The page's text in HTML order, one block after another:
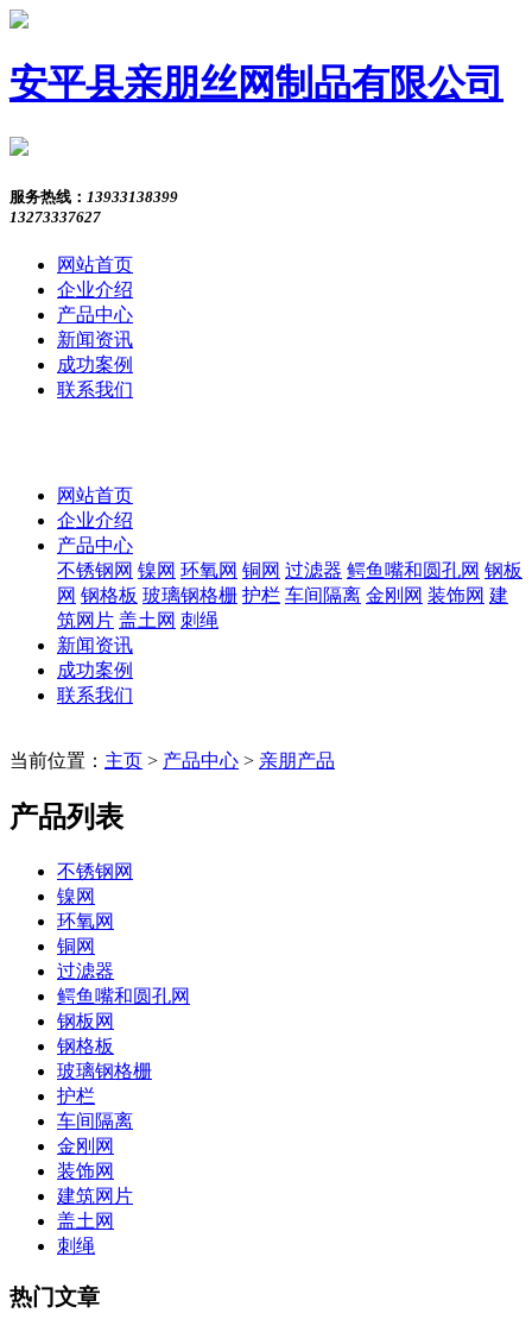
安平县亲朋丝网制品有限公司
服务热线： 13933138399
13273337627
网站首页
企业介绍
产品中心
新闻资讯
成功案例
联系我们
网站首页
企业介绍
产品中心
不锈钢网 镍网 环氧网 铜网 过滤器 鳄鱼嘴和圆孔网 钢板
网 钢格板 玻璃钢格栅 护栏 车间隔离 金刚网 装饰网 建
筑网片 盖土网 刺绳
新闻资讯
成功案例
联系我们
当前位置： 主页 > 产品中心 > 亲朋产品
产品列表
不锈钢网
镍网
环氧网
铜网
过滤器
鳄鱼嘴和圆孔网
钢板网
钢格板
玻璃钢格栅
护栏
车间隔离
金刚网
装饰网
建筑网片
盖土网
刺绳
热门文章